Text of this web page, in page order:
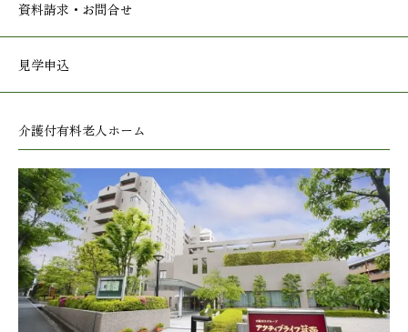
資料請求・お問合せ
見学申込
介護付有料老人ホーム